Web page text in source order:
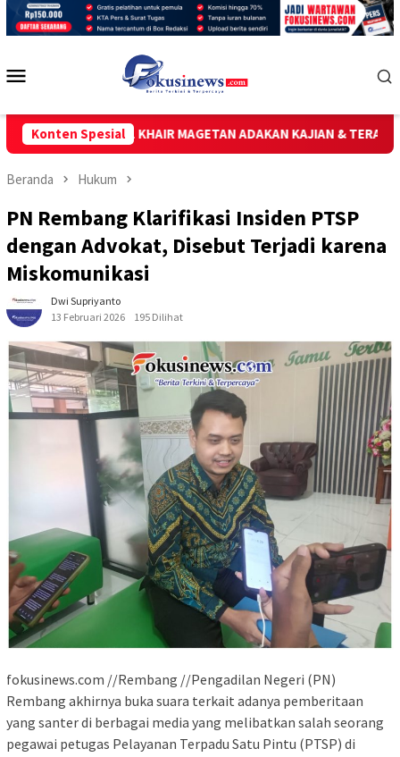
Loncat
Konten Spesial
AL KHAIR MAGETAN ADAKAN KAJIAN & TERAPI RUQYAH
Beranda Hukum
PN Rembang Klarifikasi Insiden PTSP
dengan Advokat, Disebut Terjadi karena
Miskomunikasi
Dwi Supriyanto
13 Februari 2026
195 Dilihat
fokusinews.com //Rembang //Pengadilan Negeri (PN)
Rembang akhirnya buka suara terkait adanya pemberitaan
yang santer di berbagai media yang melibatkan salah seorang
pegawai petugas Pelayanan Terpadu Satu Pintu (PTSP) di